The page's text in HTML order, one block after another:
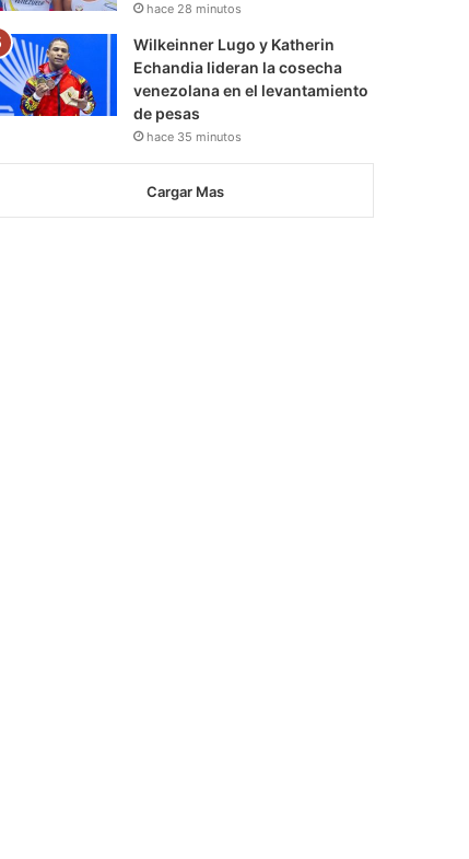
hace 28 minutos
Wilkeinner Lugo y Katherin
Echandia lideran la cosecha
venezolana en el levantamiento
de pesas
hace 35 minutos
Cargar Mas